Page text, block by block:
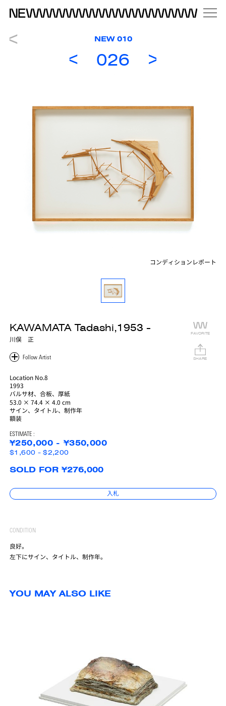
NEW 010
026
コンディションレポート
KAWAMATA Tadashi,1953 -
川俣 正
Location No.8
1993
バルサ材、合板、厚紙
53.0 × 74.4 × 4.0 cm
サイン、タイトル、制作年
額装
FAVORITE
SHARE
ESTIMATE :
¥250,000 - ¥350,000
$1,600 - $2,200
SOLD FOR ¥276,000
入札
CONDITION
良好。
左下にサイン、タイトル、制作年。
YOU MAY ALSO LIKE